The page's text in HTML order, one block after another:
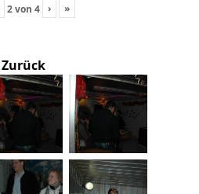
2von 4 › »
Zurück